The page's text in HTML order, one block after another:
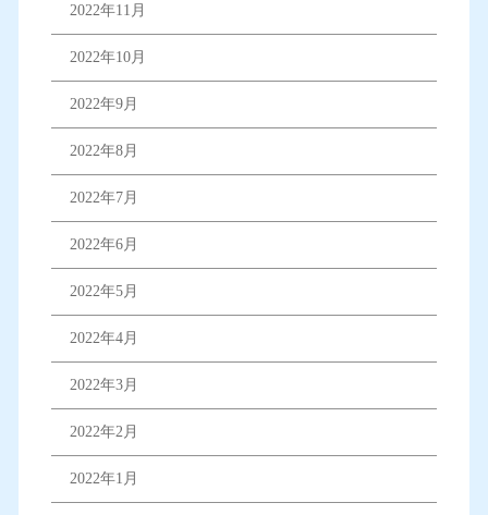
2022年11月
2022年10月
2022年9月
2022年8月
2022年7月
2022年6月
2022年5月
2022年4月
2022年3月
2022年2月
2022年1月